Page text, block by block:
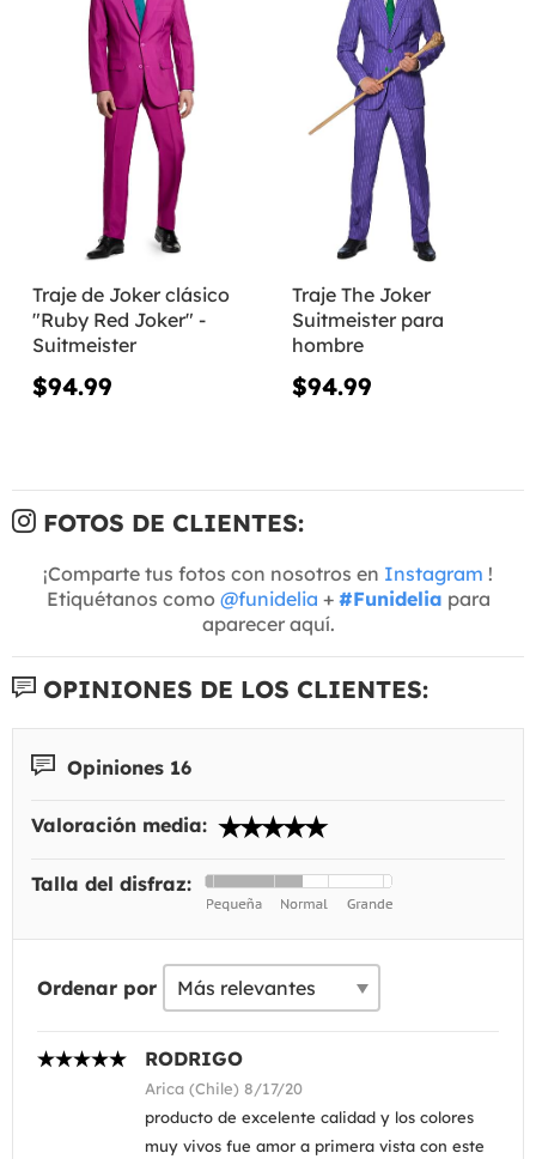
Traje de Joker clásico
"Ruby Red Joker" -
Suitmeister
$94.99
Traje The Joker
Suitmeister para
hombre
$94.99
FOTOS DE CLIENTES:
¡Comparte tus fotos con nosotros en Instagram !
Etiquétanos como @funidelia + #Funidelia para
aparecer aquí.
OPINIONES DE LOS CLIENTES:
Opiniones 16
Valoración media:
Talla del disfraz:
Ordenar por
RODRIGO
Arica (Chile) 8/17/20
producto de excelente calidad y los colores
muy vivos fue amor a primera vista con este